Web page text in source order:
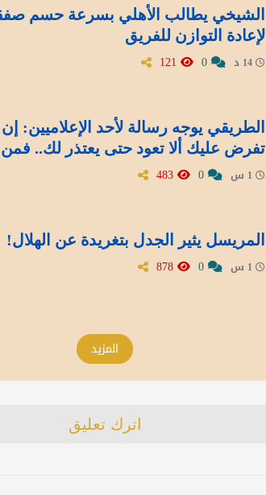
الشيخي يطالب الأهلي بسرعة حسم
لإعادة التوازن للفريق
الطريقي يوجه رسالة لأحد الإعلاميين:
تفرض عليك ألا تعود حتى يعتذر لك..
المريسل يثير الجدل بتغريدة عن الهلال!
المزيد
اترك تعليق